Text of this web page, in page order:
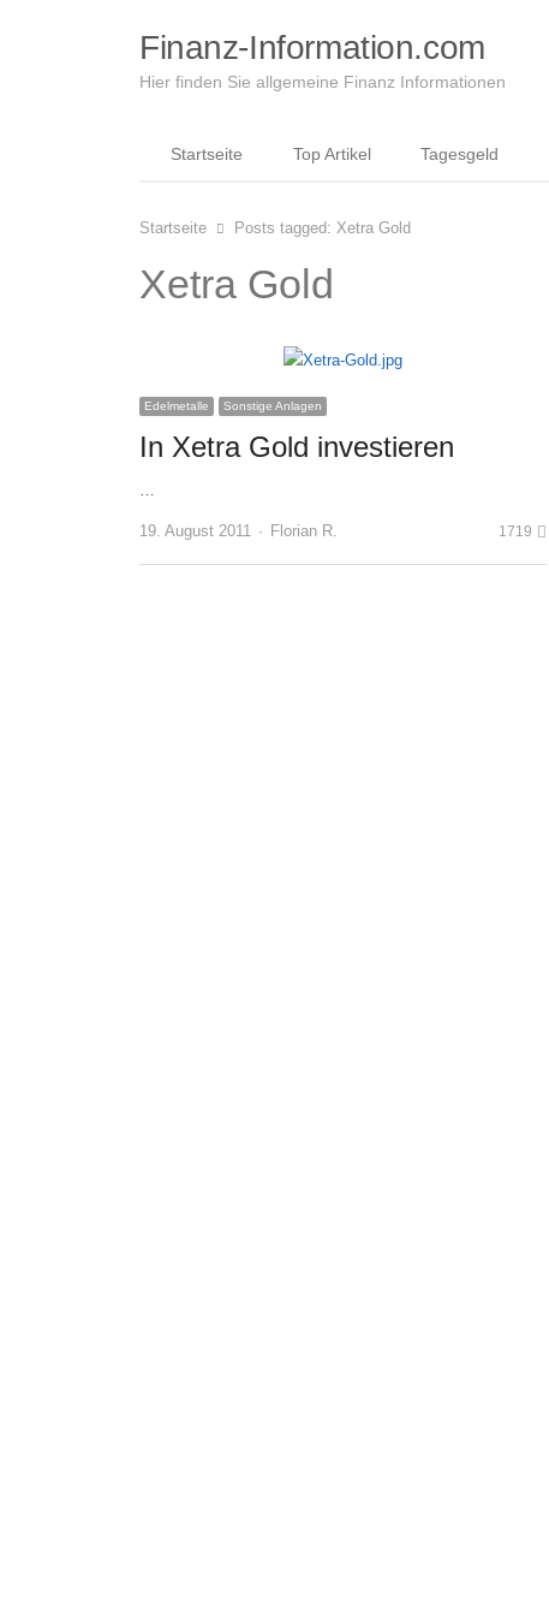
Finanz-Information.com
Hier finden Sie allgemeine Finanz Informationen
Startseite Top Artikel Tagesgeld
Startseite Posts tagged: Xetra Gold
Xetra Gold
Edelmetalle Sonstige Anlagen
In Xetra Gold investieren
…
19. August 2011 Author
Florian R. 1719